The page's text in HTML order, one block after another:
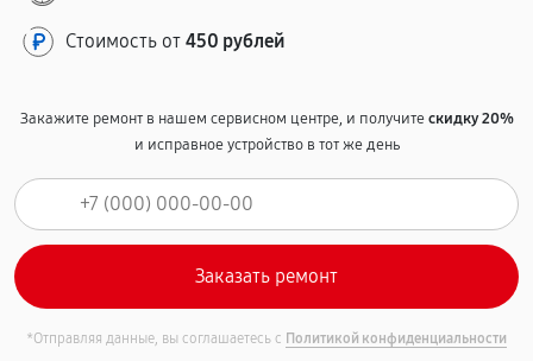
Стоимость от 450 рублей
Закажите ремонт в нашем сервисном центре, и получитескидку 20%
и исправное устройство в тот же день
*Отправляя данные, вы соглашаетесь с Политикой конфиденциальности